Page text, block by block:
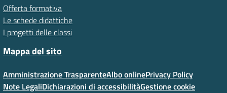
Offerta formativa
Le schede didattiche
I progetti delle classi
Mappa del sito
Amministrazione TrasparenteAlbo onlinePrivacy Policy
Note LegaliDichiarazioni di accessibilitàGestione cookie